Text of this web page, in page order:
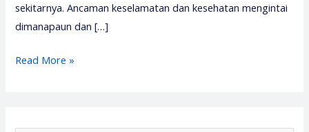
sekitarnya. Ancaman keselamatan dan kesehatan mengintai
dimanapaun dan […]
Pelatihan
Read More »